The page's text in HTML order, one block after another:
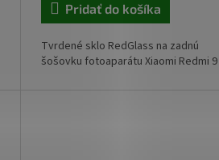
Pridať do košíka
Tvrdené sklo RedGlass na zadnú
šošovku fotoaparátu Xiaomi Redmi 9